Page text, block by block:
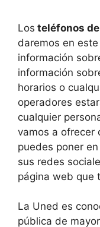
Los teléfonos
daremos en
información
información
horarios o
operadores
cualquier
vamos a ofrecer
puedes poner
sus redes
página web que
La Uned es
pública de